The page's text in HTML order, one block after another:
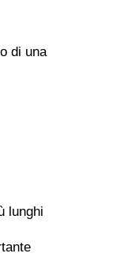
di una
lunghi